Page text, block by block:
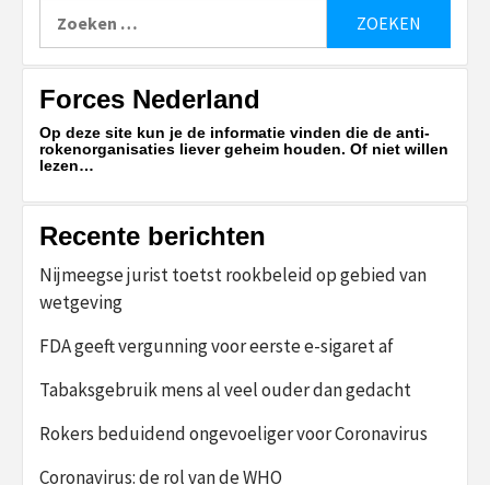
naar:
Forces Nederland
Op deze site kun je de informatie vinden die de anti-
rokenorganisaties liever geheim houden. Of niet willen
lezen…
Recente berichten
Nijmeegse jurist toetst rookbeleid op gebied van
wetgeving
FDA geeft vergunning voor eerste e-sigaret af
Tabaksgebruik mens al veel ouder dan gedacht
Rokers beduidend ongevoeliger voor Coronavirus
Coronavirus: de rol van de WHO